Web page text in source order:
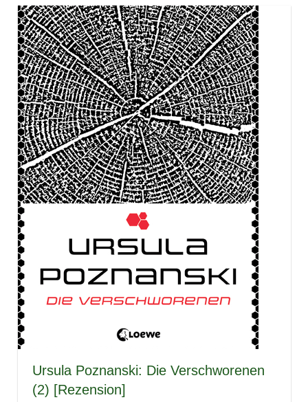
Ursula Poznanski: Die Verschworenen
(2) [Rezension]